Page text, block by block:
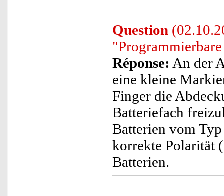
Question
Réponse: An der
eine kleine
Finger die
Batteriefach
Batterien vom
korrekte Polarität
Batterien.